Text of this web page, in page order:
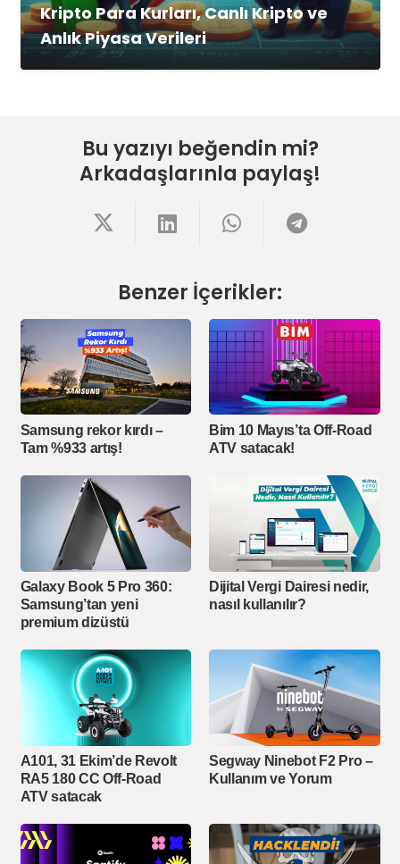
Kripto Para Kurları, Canlı Kripto ve
Anlık Piyasa Verileri
Bu yazıyı beğendin mi?
Arkadaşlarınla paylaş!
Benzer İçerikler:
Samsung rekor kırdı –
Tam %933 artış!
Bim 10 Mayıs’ta Off-Road
ATV satacak!
Galaxy Book 5 Pro 360:
Samsung’tan yeni
premium dizüstü
Dijital Vergi Dairesi nedir,
nasıl kullanılır?
A101, 31 Ekim’de Revolt
RA5 180 CC Off-Road
ATV satacak
Segway Ninebot F2 Pro –
Kullanım ve Yorum